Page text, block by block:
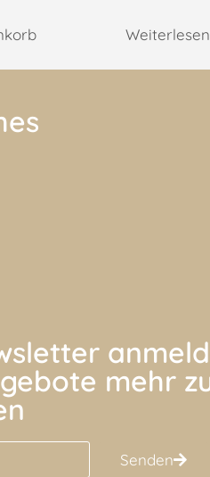
Weiterlesen
mehr
Senden